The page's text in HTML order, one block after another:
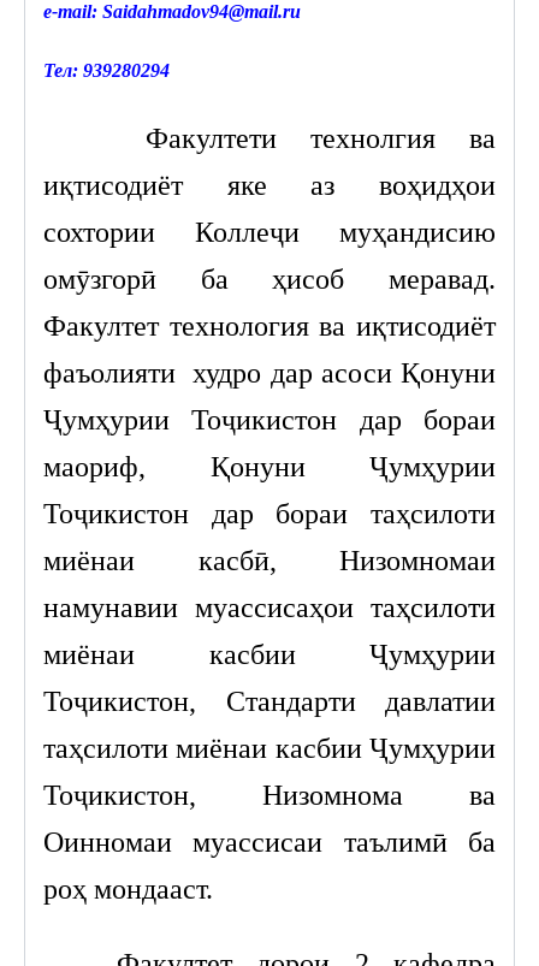
е-mail: Saidahmadov94@mail.ru
Тел: 939280294
Факултети технолгия ва
иқтисодиёт яке аз воҳидҳои
сохтории Коллеҷи муҳандисию
омӯзгорӣ ба ҳисоб меравад.
Факултет технология ва иқтисодиёт
фаъолияти худро дар асоси Қонуни
Ҷумҳурии Тоҷикистон дар бораи
маориф, Қонуни Ҷумҳурии
Тоҷикистон дар бораи таҳсилоти
миёнаи касбӣ, Низомномаи
намунавии муассисаҳои таҳсилоти
миёнаи касбии Ҷумҳурии
Тоҷикистон, Стандарти давлатии
таҳсилоти миёнаи касбии Ҷумҳурии
Тоҷикистон, Низомнома ва
Оинномаи муассисаи таълимӣ ба
роҳ мондааст.